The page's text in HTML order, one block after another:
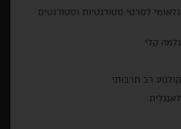
לסרטי סטודנטיות וסטודנטים
קלי
רב תרבותי